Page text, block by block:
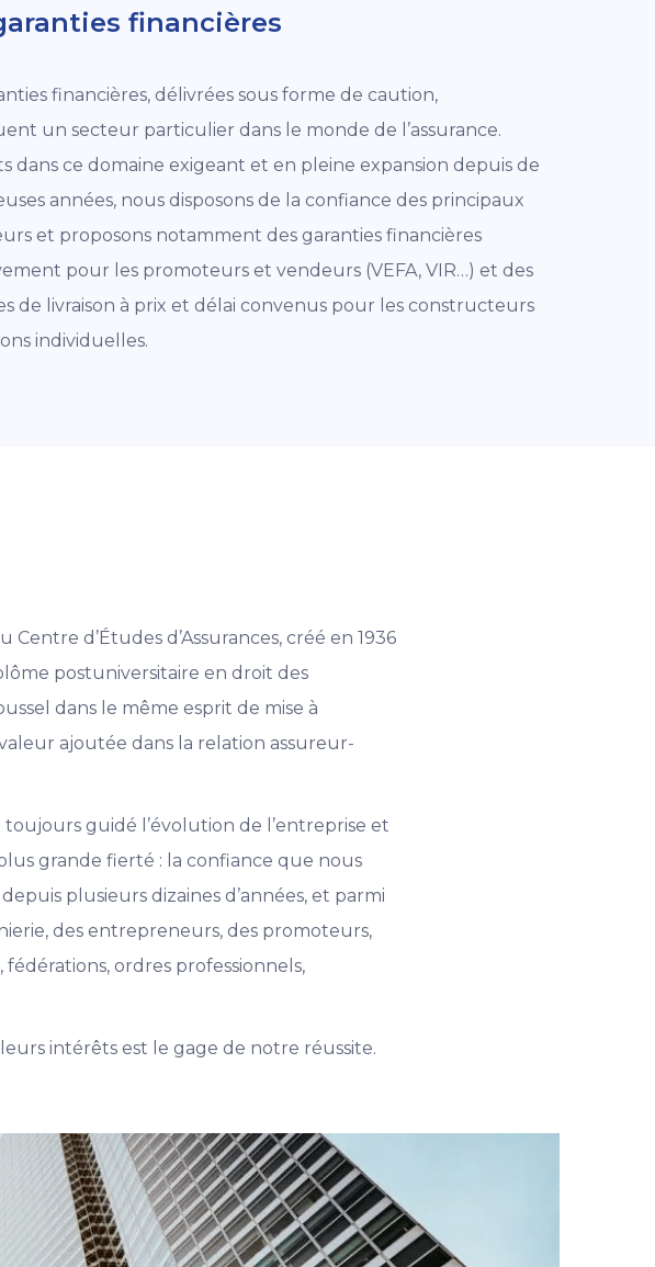
financières
financières, délivrées sous forme de caution,
un secteur particulier dans le monde de l’assurance.
dans ce domaine exigeant et en pleine expansion depuis de
années, nous disposons de la confiance des principaux
et proposons notamment des garanties financières
pour les promoteurs et vendeurs (VEFA, VIR…) et des
de livraison à prix et délai convenus pour les constructeurs
individuelles.
d’Études d’Assurances, créé en 1936
postuniversitaire en droit des
dans le même esprit de mise à
ajoutée dans la relation assureur-
guidé l’évolution de l’entreprise et
grande fierté : la confiance que nous
plusieurs dizaines d’années, et parmi
des entrepreneurs, des promoteurs,
fédérations, ordres professionnels,
intérêts est le gage de notre réussite.